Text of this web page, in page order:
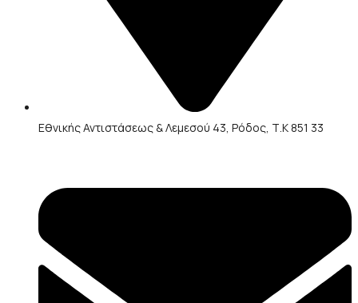
Εθνικής Αντιστάσεως & Λεμεσού 43, Ρόδος, Τ.Κ 851 33